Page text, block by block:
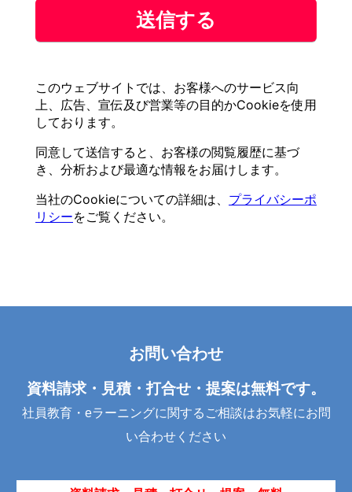
お問い合わせ
資料請求・見積・打合せ・提案は無料です。
社員教育・eラーニングに関するご相談はお気軽にお問
い合わせください